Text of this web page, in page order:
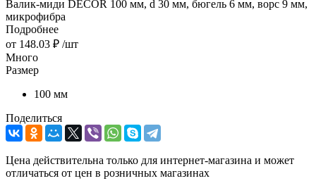
Валик-миди DЕCOR 100 мм, d 30 мм, бюгель 6 мм, ворс 9 мм,
микрофибра
Подробнее
от 148.03 ₽ /шт
Много
Размер
100 мм
Поделиться
Цена действительна только для интернет-магазина и может
отличаться от цен в розничных магазинах